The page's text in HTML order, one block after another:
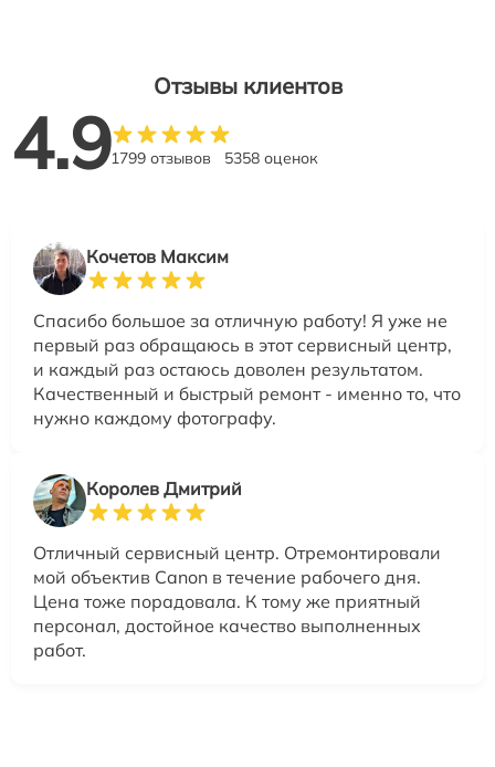
Отзывы клиентов
4.91799 отзывов 5358 оценок
Кочетов Максим
Спасибо большое за отличную работу! Я уже не
первый раз обращаюсь в этот сервисный центр,
и каждый раз остаюсь доволен результатом.
Качественный и быстрый ремонт - именно то, что
нужно каждому фотографу.
Королев Дмитрий
Отличный сервисный центр. Отремонтировали
мой объектив Canon в течение рабочего дня.
Цена тоже порадовала. К тому же приятный
персонал, достойное качество выполненных
работ.